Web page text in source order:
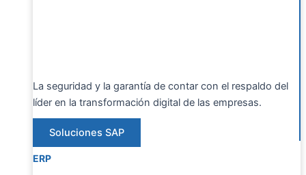
La seguridad y la garantía de contar con el respaldo del
líder en la transformación digital de las empresas.
Soluciones SAP
ERP